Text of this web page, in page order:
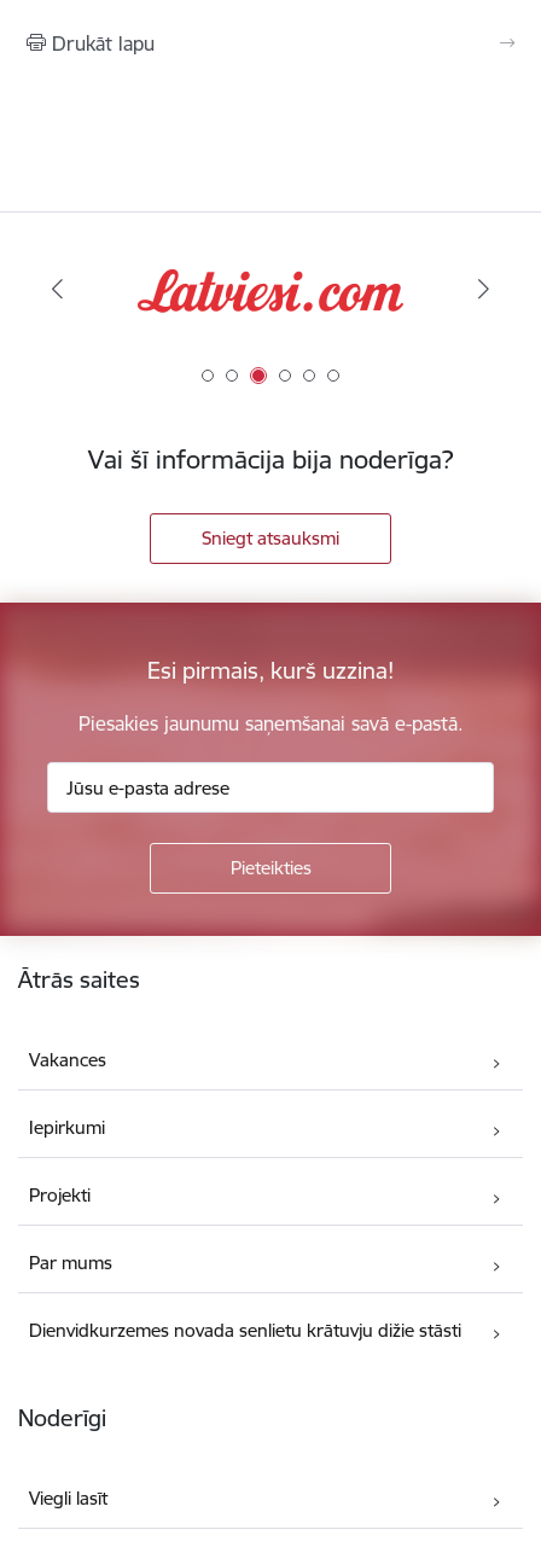
Drukāt lapu
Vai šī informācija bija noderīga?
Sniegt atsauksmi
Esi pirmais, kurš uzzina!
Piesakies jaunumu saņemšanai savā e-pastā.
Ātrās saites
Vakances
Iepirkumi
Projekti
Par mums
Dienvidkurzemes novada senlietu krātuvju dižie stāsti
Noderīgi
Viegli lasīt